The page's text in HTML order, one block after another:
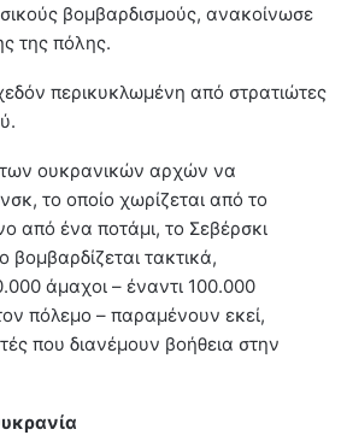
βομβαρδισμούς, ανακοίνωσε
της πόλης.
περικυκλωμένη από στρατιώτες
των ουκρανικών αρχών να
το οποίο χωρίζεται από το
από ένα ποτάμι, το Σεβέρσκι
βομβαρδίζεται τακτικά,
άμαχοι – έναντι 100.000
πόλεμο – παραμένουν εκεί,
που διανέμουν βοήθεια στην